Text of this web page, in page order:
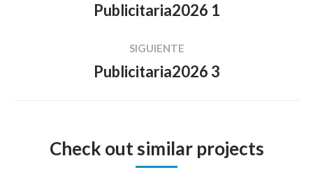
proyectos
Proyecto
Publicitaria2026 1
SIGUIENTE
Proyecto
Publicitaria2026 3
Check out similar projects